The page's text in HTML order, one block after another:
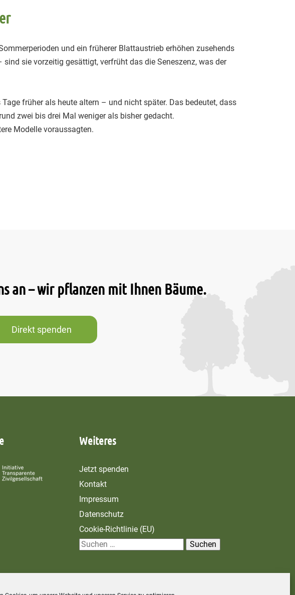
und ein früherer Blattaustrieb erhöhen zusehends
sie vorzeitig gesättigt, verfrüht das die Seneszenz, was der
früher als heute altern – und nicht später. Das bedeutet, dass
zwei bis drei Mal weniger als bisher gedacht.
Modelle voraussagten.
an – wir pflanzen mit Ihnen Bäume.
Direkt spenden
Weiteres
Jetzt spenden
Kontakt
Impressum
Datenschutz
Cookie-Richtlinie (EU)
S
c